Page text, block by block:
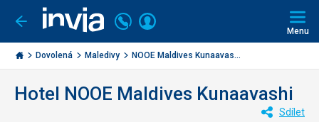
Jít
zpět
Invia.cz
Volejte
226
000
284
Přihlásit
Menu
Dovolená Maledivy NOOE Maldives Kunaavas...
Hotel NOOE Maldives Kunaavashi
Sdílet